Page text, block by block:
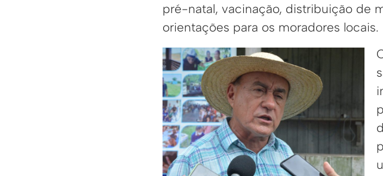
pré-natal, vacinação, distribuição de
orientações para os moradores locais.